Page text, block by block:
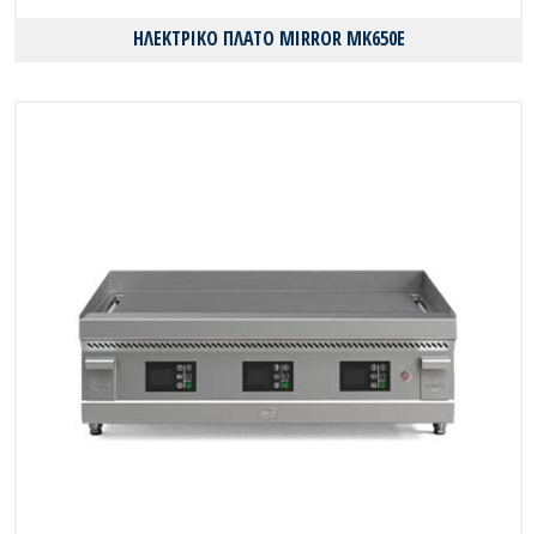
ΗΛΕΚΤΡΙΚΟ ΠΛΑΤΟ MIRROR MK650E